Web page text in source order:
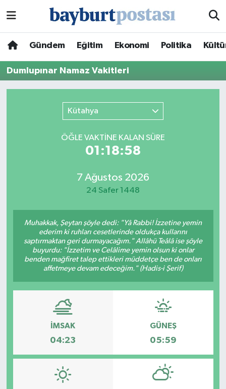
Gündem Eğitim Ekonomi Politika
Dumlupınar Namaz Vakitleri
Kütahya
ÖĞLE VAKTİNE KALAN SÜRE
01:18:58
7 Ağustos 2026
24 Safer 1448
Muhakkak, Şeytan şöyle dedi: "Yâ Rabbi! İzzetine yemin
ederim ki ruhları cesetlerinde oldukça kullarını
saptırmaktan geri durmayacağım." Allâhü Teâlâ ise şöyle
buyurdu: "İzzetim ve Celâlime yemin olsun ki onlar
benden mağfiret talep ettikleri müddetçe ben de onları
affetmeye devam edeceğim." (Hadis-i Şerif)
İMSAK
04:23
GÜNEŞ
05:59
Hava Durumu
Namaz Vakitleri
Trafik Durumu
Süper Lig Puan Durumu ve Fikstür
Son Dakika Haberleri
Haber Arşivi